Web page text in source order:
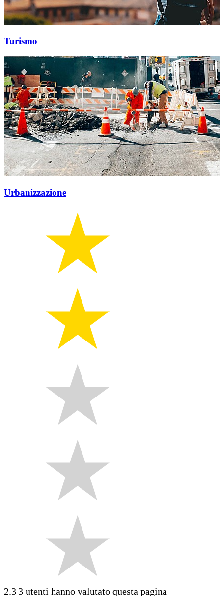
Turismo
Urbanizzazione
2.3 3 utenti hanno valutato questa pagina